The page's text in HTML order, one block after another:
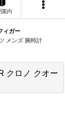
案内
ィガー
メンズ 腕時計
クロノ クオー